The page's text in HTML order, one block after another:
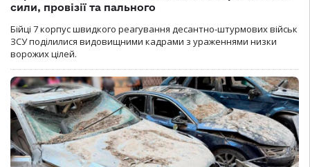
сили, провізії та пального
Бійці 7 корпус швидкого реагування десантно-штурмових військ
ЗСУ поділилися видовищними кадрами з ураженнями низки
ворожих цілей.